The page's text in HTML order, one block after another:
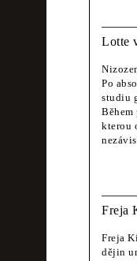
Lotte
Po
studiu
kterou
Freja
Freja
dějin
čísel
Scott Joseph